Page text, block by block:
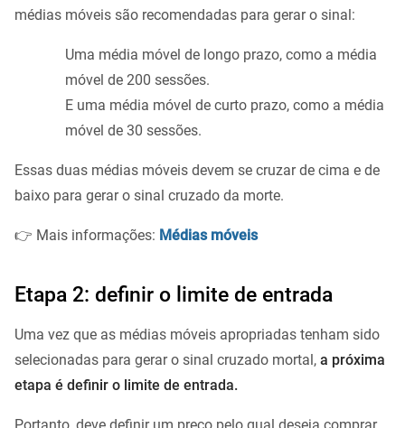
médias móveis são recomendadas para gerar o sinal:
Uma média móvel de longo prazo, como a média
móvel de 200 sessões.
E uma média móvel de curto prazo, como a média
móvel de 30 sessões.
Essas duas médias móveis devem se cruzar de cima e de
baixo para gerar o sinal cruzado da morte.
👉 Mais informações: Médias móveis
Etapa 2: definir o limite de entrada
Uma vez que as médias móveis apropriadas tenham sido
selecionadas para gerar o sinal cruzado mortal, a próxima
etapa é definir o limite de entrada.